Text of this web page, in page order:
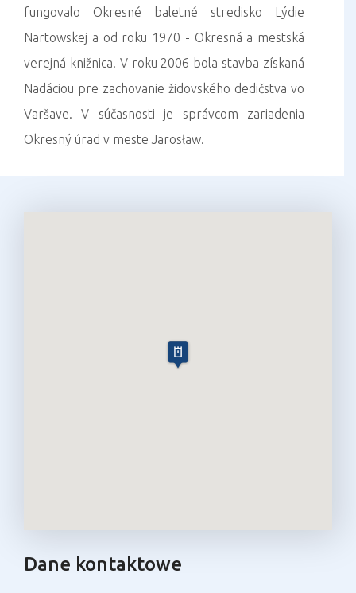
fungovalo Okresné baletné stredisko Lýdie
Nartowskej a od roku 1970 - Okresná a mestská
verejná knižnica. V roku 2006 bola stavba získaná
Nadáciou pre zachovanie židovského dedičstva vo
Varšave. V súčasnosti je správcom zariadenia
Okresný úrad v meste Jarosław.
Dane kontaktowe